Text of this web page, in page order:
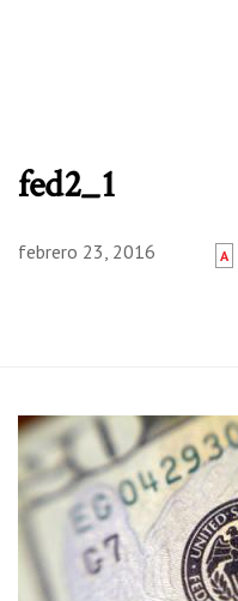
fed2_1
febrero 23, 2016 A